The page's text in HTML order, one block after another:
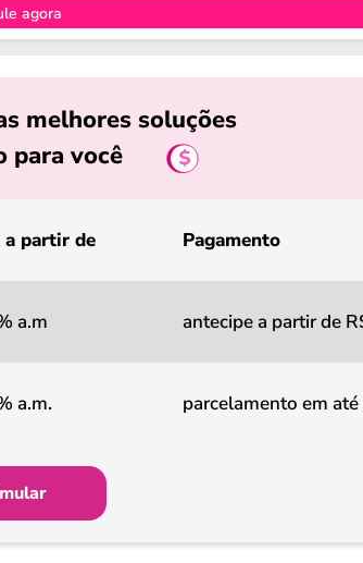
agora
melhores soluções
para você
a partir de Pagamento
a.m antecipe a partir de
a.m. parcelamento em